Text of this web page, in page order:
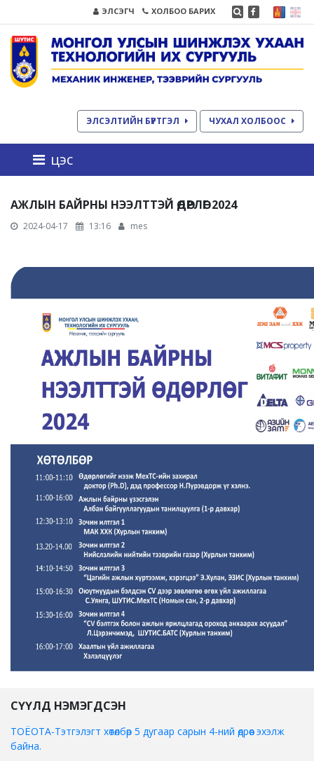
ЭЛСЭГЧ ХОЛБОО БАРИХ
ЭЛСЭЛТИЙН БҮРТГЭЛ ЧУХАЛ ХОЛБООС
цэс
АЖЛЫН БАЙРНЫ НЭЭЛТТЭЙ ӨДӨРЛӨГ 2024
2024-04-17 13:16 mes
СҮҮЛД НЭМЭГДСЭН
ТОЁОТА-Тэтгэлэгт хөтөлбөр 5 дугаар сарын 4-ний өдрөөс эхэлж
байна.